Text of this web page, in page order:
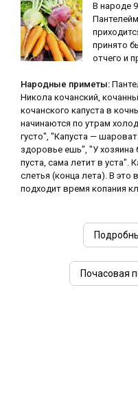
В народе
принято
отчего и
Народные приметы:
Никола кочанский,
кочанского капуста в
начинаются по утрам
густо", "Капуста —
здоровье ешь", "У хозяина
пуста, сама летит в уста".
слетья (конца лета). В это
подходит время копания
Почасовая